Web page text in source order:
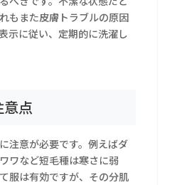
もまた皮膚トラブルの原因
示に従い、定期的に洗濯し
点
注意が必要です。例えばダ
ワなど短毛種は寒さに弱
服は有効ですが、その分肌